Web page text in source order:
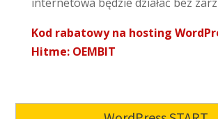
Kod rabatowy na hosting
Hitme: OEMBIT